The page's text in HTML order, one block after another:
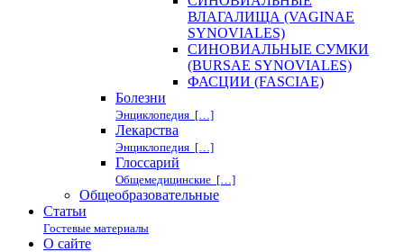
ВЛАГАЛИЩА (VAGINAE
SYNOVIALES)
СИНОВИАЛЬНЫЕ СУМКИ
(BURSAE SYNOVIALES)
ФАСЦИИ (FASCIAE)
Болезни
Энциклопедия […]
Лекарства
Энциклопедия […]
Глоссарий
Общемедицинские […]
Общеобразовательные
Статьи
Гостевые материалы
О сайте